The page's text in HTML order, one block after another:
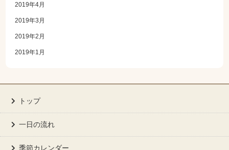
2019年4月
2019年3月
2019年2月
2019年1月
トップ
一日の流れ
季節カレンダー